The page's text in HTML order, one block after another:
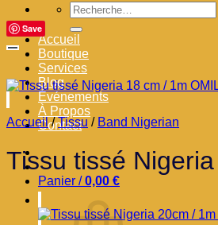
Recherche
pour :
Accueil
Boutique
Services
Blog
Événements
À Propos
Contact
Panier /0,00 €
Save
Accueil / Tissu / Band Nigerian
Tissu tissé